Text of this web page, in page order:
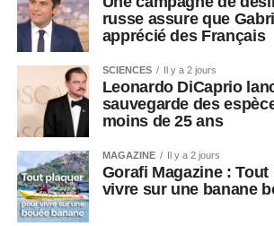
russe assure que
apprécié des Français
SCIENCES Il y a 2 jours
Leonardo DiCaprio
sauvegarde des
moins de 25 ans
MAGAZINE Il y a 2 jours
Gorafi Magazine :
vivre sur une banane